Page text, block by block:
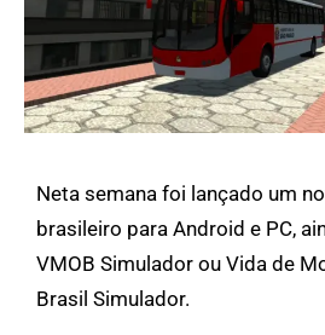
Neta semana foi lançado um
brasileiro para Android e PC,
VMOB Simulador ou Vida de
Brasil Simulador.